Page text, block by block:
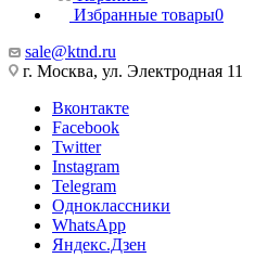
Избранные товары0
sale@ktnd.ru
г. Москва, ул. Электродная 11
Вконтакте
Facebook
Twitter
Instagram
Telegram
Одноклассники
WhatsApp
Яндекс.Дзен